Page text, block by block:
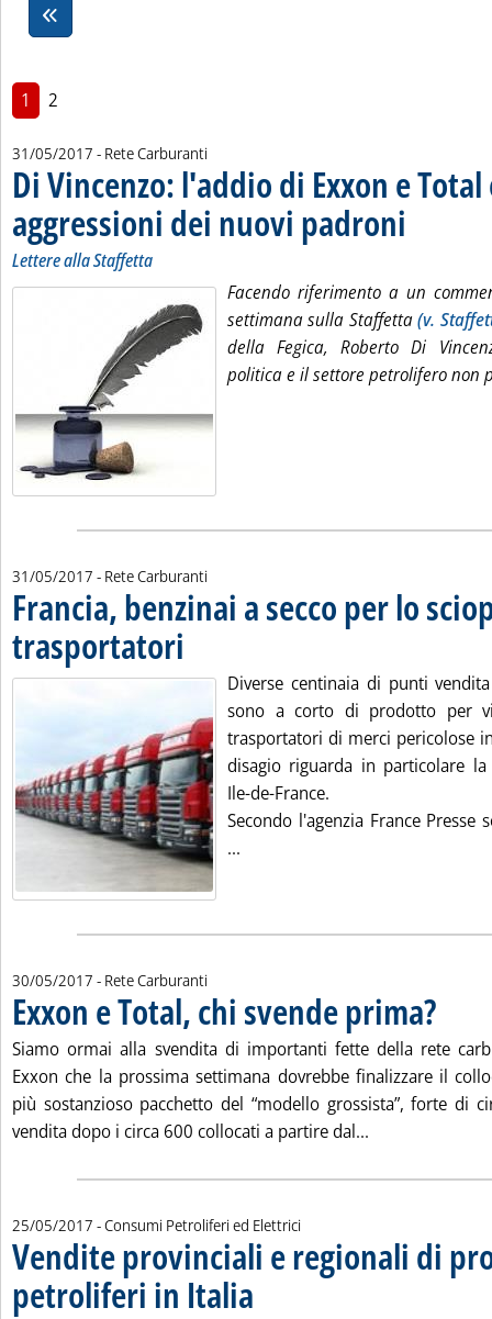
1 2
31/05/2017 - Rete Carburanti
Di Vincenzo: l'addio di Exxon e Total
aggressioni dei nuovi padroni
Lettere alla Staffetta
Facendo riferimento a un
settimana sulla Staffetta(v.
della Fegica, Roberto Di
politica e il settore petrolifero non
31/05/2017 - Rete Carburanti
Francia, benzinai a secco per lo
trasportatori . Pubblicata mercoledì 31 maggio 2017 alle 12.18.
Diverse centinaia di punti
sono a corto di prodotto per
trasportatori di merci pericolose
disagio riguarda in particolare
Ile-de-France.
Secondo l'agenzia France
...
30/05/2017 - Rete Carburanti
Exxon e Total, chi svende prima?.
Siamo ormai alla svendita di importanti fette della rete
Exxon che la prossima settimana dovrebbe finalizzare il
più sostanzioso pacchetto del “modello grossista”, forte di
vendita dopo i circa 600 collocati a partire dal...
25/05/2017 - Consumi Petroliferi ed Elettrici
Vendite provinciali e regionali di
petroliferi in Italia . Sottotitolo: Nell'intero 2016
. Pubblicata giovedì 25 maggio 2017 alle